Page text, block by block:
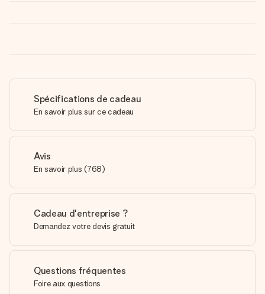
Spécifications de cadeau
En savoir plus sur ce cadeau
Avis
En savoir plus (768)
Cadeau d'entreprise ?
Demandez votre devis gratuit
Questions fréquentes
Foire aux questions